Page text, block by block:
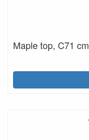
Maple top, C71 cm